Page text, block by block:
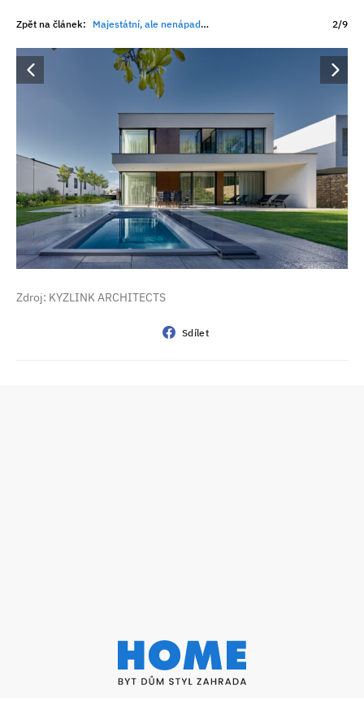
Zpět na článek: Majestátní, ale nenápadná: Vila, která našla rovnováhu mezi luxusem a přírodou 2/9
Zdroj: KYZLINK ARCHITECTS
Sdílet